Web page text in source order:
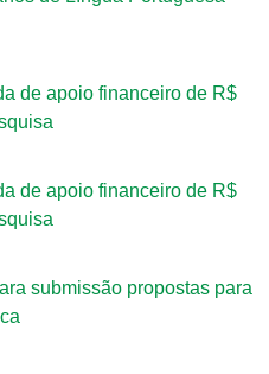
de apoio financeiro de R$
de apoio financeiro de R$
submissão propostas para